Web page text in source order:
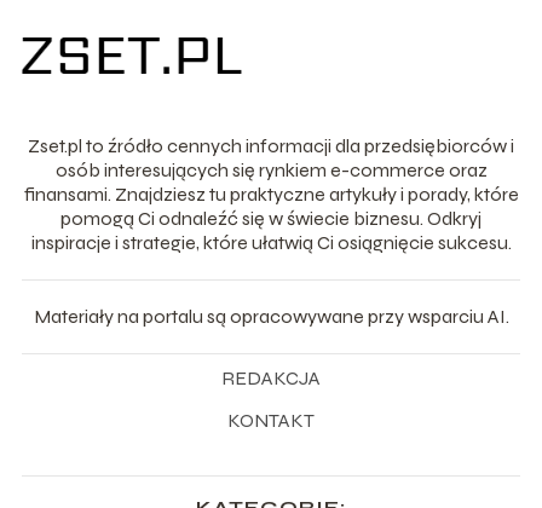
Zset.pl to źródło cennych informacji dla przedsiębiorców i
osób interesujących się rynkiem e-commerce oraz
finansami. Znajdziesz tu praktyczne artykuły i porady, które
pomogą Ci odnaleźć się w świecie biznesu. Odkryj
inspiracje i strategie, które ułatwią Ci osiągnięcie sukcesu.
Materiały na portalu są opracowywane przy wsparciu AI.
REDAKCJA
KONTAKT